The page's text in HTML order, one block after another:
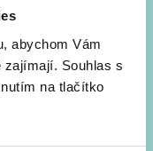
abychom Vám
zajímají. Souhlas s
na tlačítko